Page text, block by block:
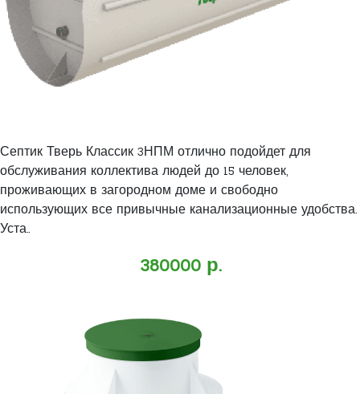
Септик Тверь Классик 3НПМ отлично подойдет для
обслуживания коллектива людей до 15 человек,
проживающих в загородном доме и свободно
использующих все привычные канализационные удобства.
Уста..
380000 р.